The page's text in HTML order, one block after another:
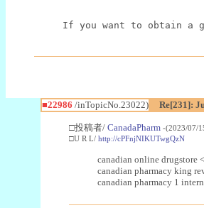
If you want to obtain a
■22986 /inTopicNo.23022) Re[231]:
□投稿者/ CanadaPharm -(2023/07/
□U R L/ http://cPFnjNIKUTwgQzN
canadian online drugstore
canadian pharmacy king
canadian pharmacy 1